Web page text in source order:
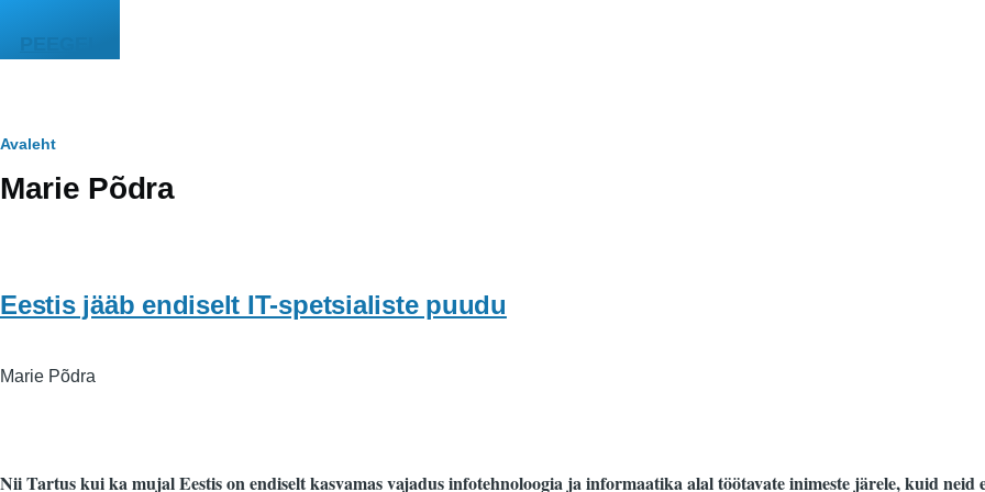
PEEGEL
Leivapuru
Avaleht
Marie Põdra
Eestis jääb endiselt IT-spetsialiste puudu
Marie Põdra
Nii Tartus kui ka mujal Eestis on endiselt kasvamas vajadus infotehnoloogia ja informaatika alal töötavate inimeste järele, kuid neid